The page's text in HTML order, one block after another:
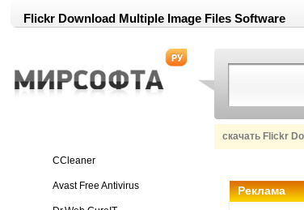
Flickr Download Multiple Image Files Software
скачать Flickr
CCleaner
Avast Free Antivirus Реклама